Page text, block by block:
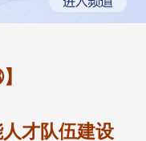
才队伍建设